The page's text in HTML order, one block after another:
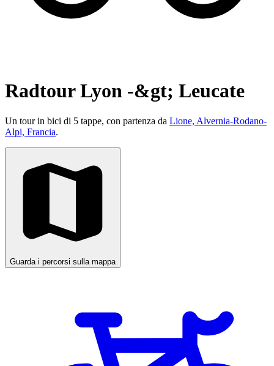
Radtour Lyon -&gt; Leucate
Un tour in bici di 5 tappe, con partenza da Lione, Alvernia-Rodano-
Alpi, Francia.
Guarda i percorsi sulla mappa